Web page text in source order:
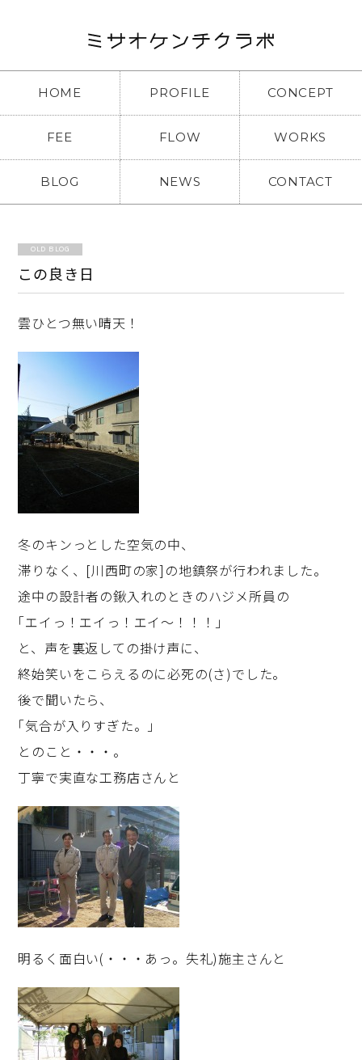
HOME PROFILE CONCEPT
FEE FLOW WORKS
BLOG NEWS CONTACT
OLD BLOG
この良き日
雲ひとつ無い晴天！
冬のキンっとした空気の中、
滞りなく、[川西町の家]の地鎮祭が行われました。
途中の設計者の鍬入れのときのハジメ所員の
｢エイっ！エイっ！エイ～！！！｣
と、声を裏返しての掛け声に、
終始笑いをこらえるのに必死の(さ)でした。
後で聞いたら、
｢気合が入りすぎた。｣
とのこと・・・。
丁寧で実直な工務店さんと
明るく面白い(・・・あっ。失礼)施主さんと